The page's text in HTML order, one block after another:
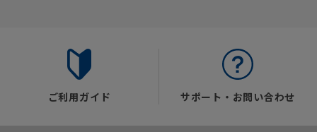
ご利用ガイド サポート・お問い合わせ